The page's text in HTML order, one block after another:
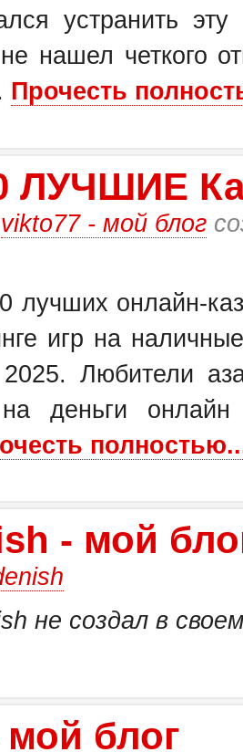
устранить
нашел четкого
Прочесть
ЛУЧШИЕ
vikto77 - мой блог
лучших онлайн-
игр на
Любители
деньги
- мой
не создал в
блог